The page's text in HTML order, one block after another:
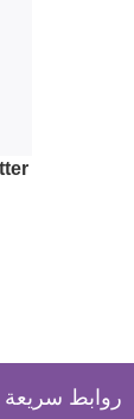
روابط سريعة